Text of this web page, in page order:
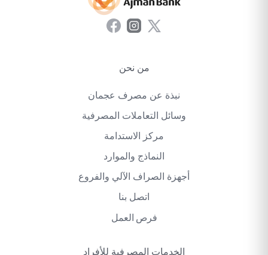
من نحن
نبذة عن مصرف عجمان
وسائل التعاملات المصرفية
مركز الاستدامة
النماذج والموارد
أجهزة الصراف الآلي والفروع
اتصل بنا
فرص العمل
الخدمات المصرفية للأفراد